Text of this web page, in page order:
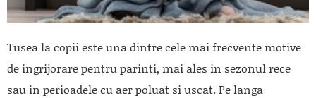
Tusea la copii este una dintre cele mai frecvente motive
de ingrijorare pentru parinti, mai ales in sezonul rece
sau in perioadele cu aer poluat si uscat. Pe langa